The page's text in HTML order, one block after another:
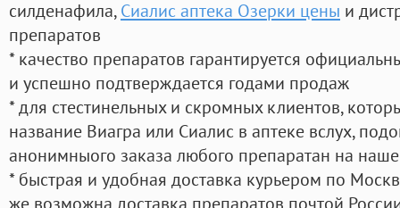
силденафила, Сиалис аптека Озерки цены и
препаратов
* качество препаратов гарантируется
и успешно подтверждается годами продаж
* для стестинельных и скромных клиентов,
название Виагра или Сиалис в аптеке вслух,
анонимныого заказа любого препаратан на
* быстрая и удобная доставка курьером по